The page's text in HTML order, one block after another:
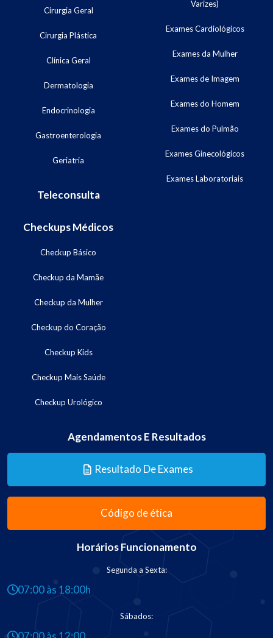
Cirurgia Geral
Cirurgia Plástica
Clínica Geral
Dermatologia
Endocrinologia
Gastroenterologia
Geriatria
Teleconsulta
Varizes)
Exames Cardiológicos
Exames da Mulher
Exames de Imagem
Exames do Homem
Exames do Pulmão
Exames Ginecológicos
Exames Laboratoriais
Checkups Médicos
Checkup Básico
Checkup da Mamãe
Checkup da Mulher
Checkup do Coração
Checkup Kids
Checkup Mais Saúde
Checkup Urológico
Agendamentos E Resultados
Resultado De Exames
Código de ética
Horários Funcionamento
Segunda a Sexta:
07:00 às 18:00h
Sábados: